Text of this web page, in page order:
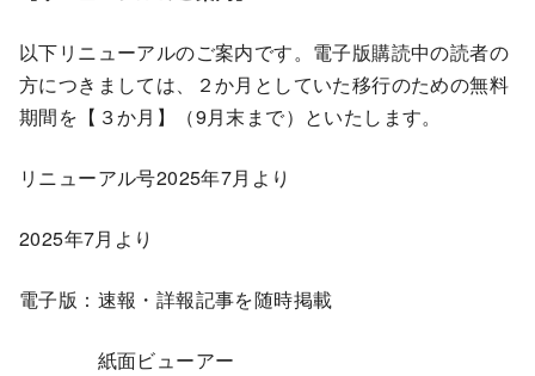
以下リニューアルのご案内です。電子版購読中の読者の
方につきましては、２か月としていた移行のための無料
期間を【３か月】（9月末まで）といたします。
リニューアル号2025年7月より
2025年7月より
電子版：速報・詳報記事を随時掲載
紙面ビューアー